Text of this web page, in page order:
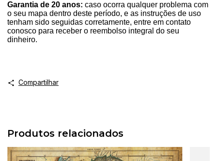
Garantia de 20 anos: caso ocorra qualquer problema com
o seu mapa dentro deste período, e as instruções de uso
tenham sido seguidas corretamente, entre em contato
conosco para receber o reembolso integral do seu
dinheiro.
Compartilhar
Produtos relacionados